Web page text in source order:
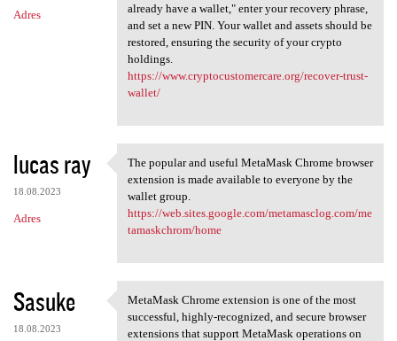
Adres
already have a wallet," enter your recovery phrase,
and set a new PIN. Your wallet and assets should be
restored, ensuring the security of your crypto
holdings.
https://www.cryptocustomercare.org/recover-trust-
wallet/
lucas ray
18.08.2023
Adres
The popular and useful
The popular and useful MetaMask Chrome browser
extension is made available to everyone by the
wallet group.
https://web.sites.google.com/metamasclog.com/me
tamaskchrom/home
Sasuke
18.08.2023
MetaMask Chrome extension is
MetaMask Chrome extension is one of the most
successful, highly-recognized, and secure browser
extensions that support MetaMask operations on